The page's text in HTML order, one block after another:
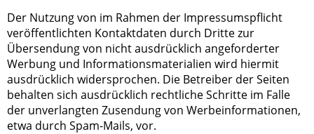
Der Nutzung von im Rahmen der Impressumspflicht
veröffentlichten Kontaktdaten durch Dritte zur
Übersendung von nicht ausdrücklich angeforderter
Werbung und Informationsmaterialien wird hiermit
ausdrücklich widersprochen. Die Betreiber der Seiten
behalten sich ausdrücklich rechtliche Schritte im Falle
der unverlangten Zusendung von Werbeinformationen,
etwa durch Spam-Mails, vor.